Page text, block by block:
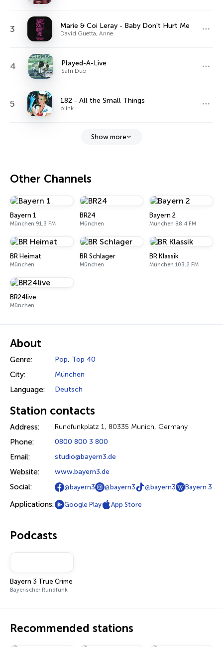
3 Marie & Coi Leray - Baby Don't Hurt Me
David Guetta, Anne
4 Played-A-Live
Safri Duo
5 182 - All the Small Things
blink
Show more
Other Channels
Bayern 1
München 91.3 FM
BR24
München
Bayern 2
München 88.4 FM
BR Heimat
München
BR Schlager
München
BR Klassik
München 103.2 FM
BR24live
München
About
Genre: Pop, Top 40
City: München
Language: Deutsch
Station contacts
Address: Rundfunkplatz 1, 80335 Munich, Germany
Phone: 0800 800 3 800
Email: studio@bayern3.de
Website: www.bayern3.de
Social: @bayern3 @bayern3 @bayern3 Bayern 3
Applications: Google Play App Store
Podcasts
Bayern 3 True Crime
Bayerischer Rundfunk
Recommended stations